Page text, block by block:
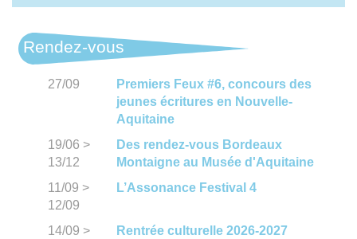
Rendez-vous
27/09
Premiers Feux #6, concours des
jeunes écritures en Nouvelle-
Aquitaine
19/06 >
13/12
Des rendez-vous Bordeaux
Montaigne au Musée d'Aquitaine
11/09 >
12/09
L’Assonance Festival 4
14/09 >
Rentrée culturelle 2026-2027